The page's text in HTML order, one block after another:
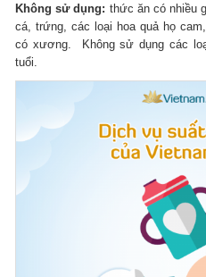
Không sử dụng: thức ăn có nhiều
cá, trứng, các loại hoa quả họ
có xương. Không sử dụng các
tuổi.